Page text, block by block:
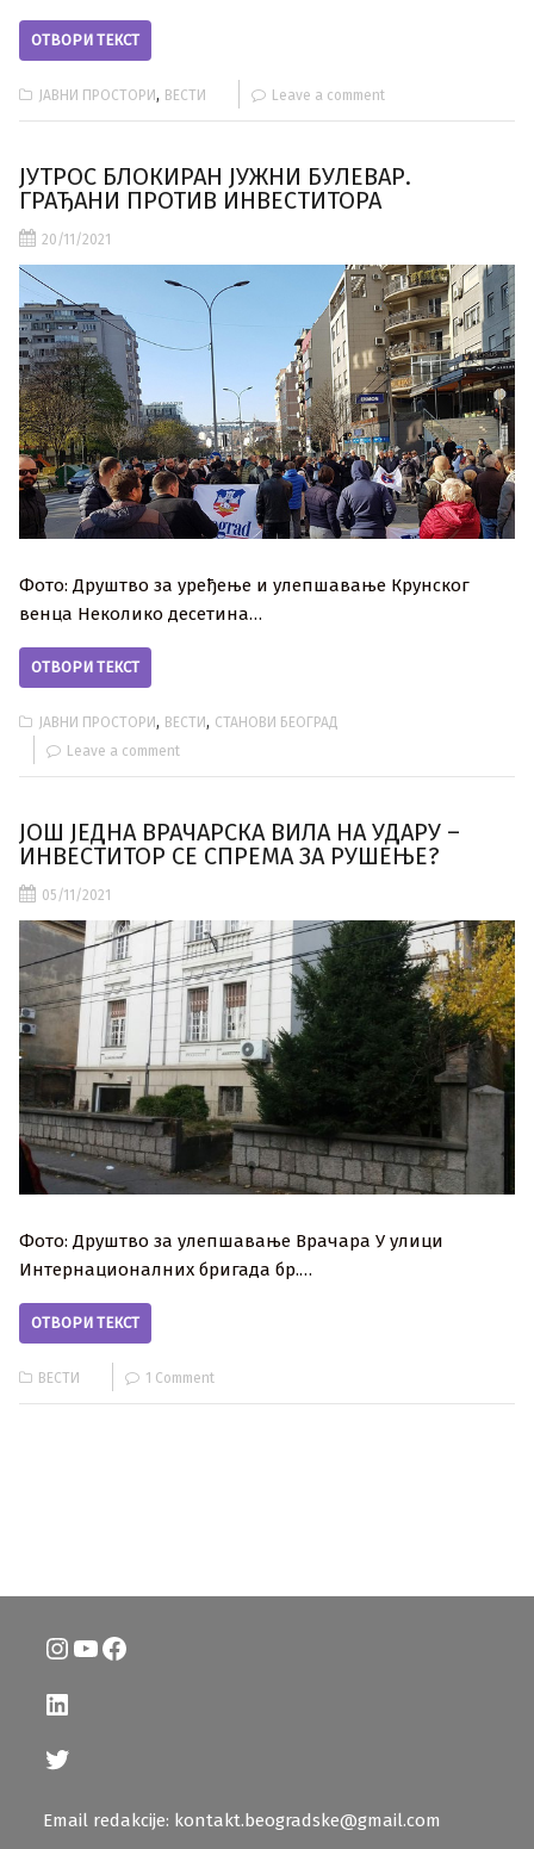
ОТВОРИ ТЕКСТ
ЈАВНИ ПРОСТОРИ, ВЕСТИ Leave a comment
ЈУТРОС БЛОКИРАН ЈУЖНИ БУЛЕВАР.
ГРАЂАНИ ПРОТИВ ИНВЕСТИТОРА
20/11/2021
Фото: Друштво за уређење и улепшавање Крунског
венца Неколико десетина…
ОТВОРИ ТЕКСТ
ЈАВНИ ПРОСТОРИ, ВЕСТИ, СТАНОВИ БЕОГРАД
Leave a comment
ЈОШ ЈЕДНА ВРАЧАРСКА ВИЛА НА УДАРУ –
ИНВЕСТИТОР СЕ СПРЕМА ЗА РУШЕЊЕ?
05/11/2021
Фото: Друштво за улепшавање Врачара У улици
Интернационалних бригада бр.…
ОТВОРИ ТЕКСТ
ВЕСТИ 1 Comment
Instagram
YouTube
Facebook
LinkedIn
Twitter
Email redakcije: kontakt.beogradske@gmail.com